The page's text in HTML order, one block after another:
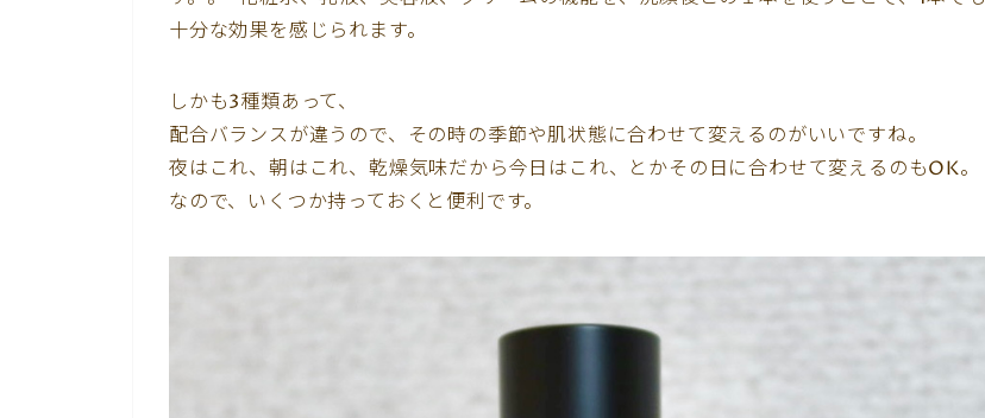
十分な効果を感じられます。
しかも3種類あって、
配合バランスが違うので、その時の季節や肌状態に合わせて変えるのがいいですね。
夜はこれ、朝はこれ、乾燥気味だから今日はこれ、とかその日に合わせて変えるのもOK。
なので、いくつか持っておくと便利です。